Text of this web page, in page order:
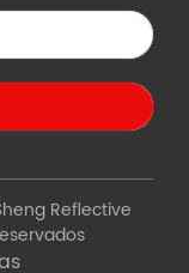
Reflective